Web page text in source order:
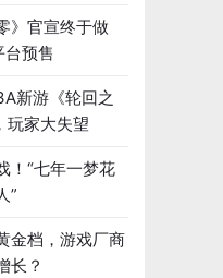
》官宣终于做
预售
新游《轮回之
玩家大失望
！“七年一梦花
”
金档，游戏厂商
长？